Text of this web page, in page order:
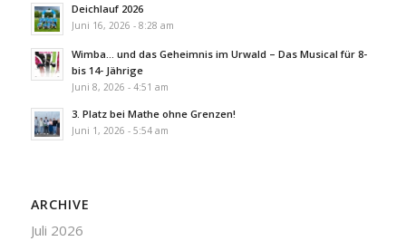
Deichlauf 2026
Juni 16, 2026 - 8:28 am
Wimba… und das Geheimnis im Urwald – Das Musical für 8-
bis 14- Jährige
Juni 8, 2026 - 4:51 am
3. Platz bei Mathe ohne Grenzen!
Juni 1, 2026 - 5:54 am
ARCHIVE
Juli 2026